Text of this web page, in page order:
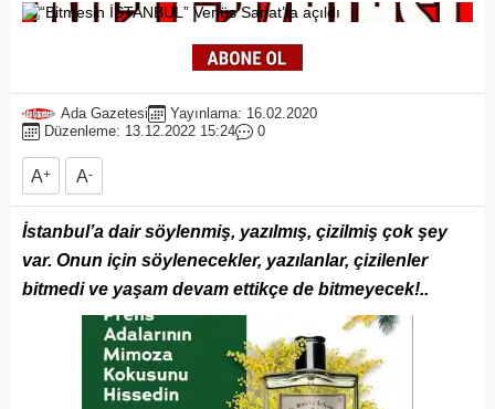
Ada Gazetesi
Yayınlama: 16.02.2020
Düzenleme: 13.12.2022 15:24
0
A+ A-
İstanbul’a dair söylenmiş, yazılmış, çizilmiş çok şey
var. Onun için söylenecekler, yazılanlar, çizilenler
bitmedi ve yaşam devam ettikçe de bitmeyecek!..